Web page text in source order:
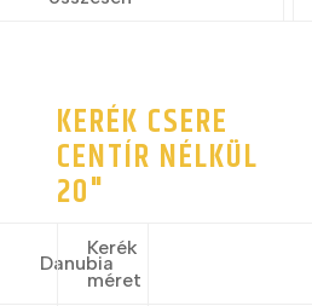
Danubia
KERÉK CSERE
CENTÍR NÉLKÜL
20"
Kerék
méret